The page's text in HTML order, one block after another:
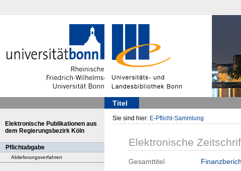
Titel
Elektronische Publikationen aus
dem Regierungsbezirk Köln
Pflichtabgabe
Ablieferungsverfahren
Sie sind hier: E-Pflicht-Sammlung
Elektronische
Gesamttitel